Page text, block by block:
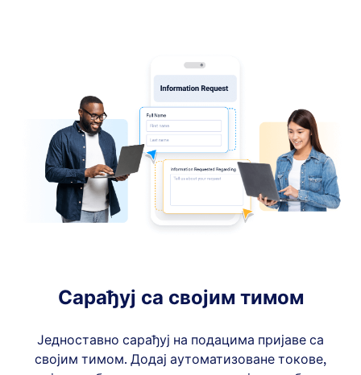
Сарађуј са својим тимом
Једноставно сарађуј на подацима пријаве са
својим тимом. Додај аутоматизоване токове,